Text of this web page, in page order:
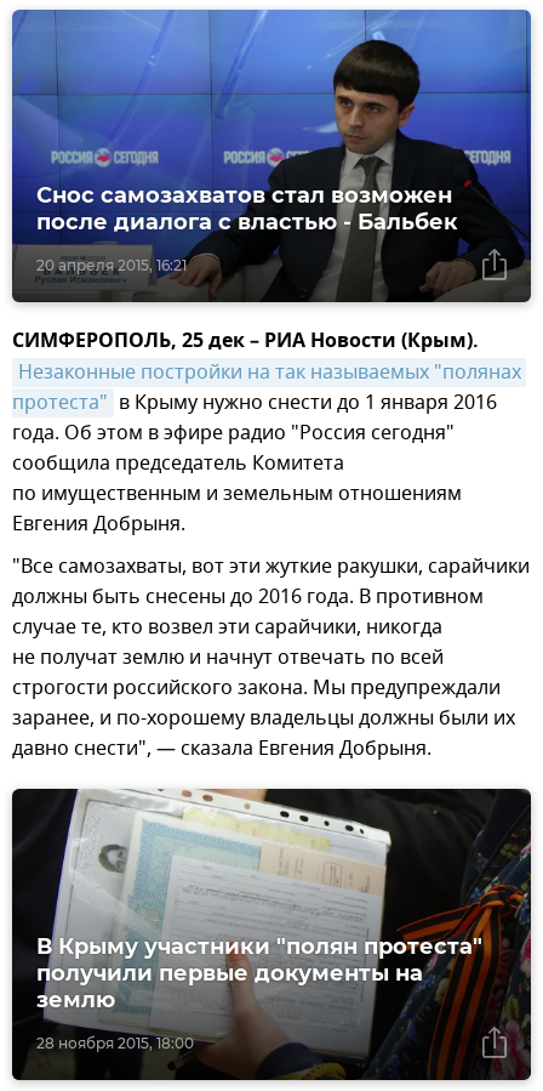
20 апреля 2015, 16:21
Снос самозахватов стал возможен
после диалога с властью - Бальбек
СИМФЕРОПОЛЬ, 25 дек – РИА Новости (Крым).
Незаконные постройки на так называемых "полянах
протеста" в Крыму нужно снести до 1 января 2016
года. Об этом в эфире радио "Россия сегодня"
сообщила председатель Комитета
по имущественным и земельным отношениям
Евгения Добрыня.
"Все самозахваты, вот эти жуткие ракушки, сарайчики
должны быть снесены до 2016 года. В противном
случае те, кто возвел эти сарайчики, никогда
не получат землю и начнут отвечать по всей
строгости российского закона. Мы предупреждали
заранее, и по-хорошему владельцы должны были их
давно снести", — сказала Евгения Добрыня.
28 ноября 2015, 18:00
В Крыму участники "полян протеста"
получили первые документы на
землю